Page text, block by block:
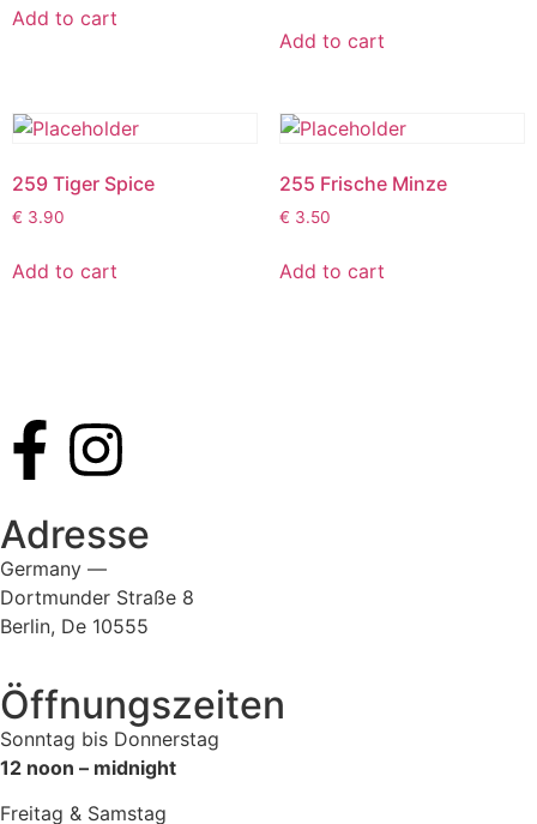
Add to cart
Add to cart
259 Tiger Spice
€ 3.90
Add to cart
255 Frische Minze
€ 3.50
Add to cart
Adresse
Germany —
Dortmunder Straße 8
Berlin, De 10555
Öffnungszeiten
Sonntag bis Donnerstag
12 noon – midnight
Freitag & Samstag